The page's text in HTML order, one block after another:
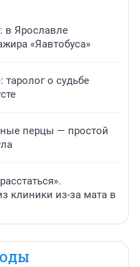
в Ярославле
«Яавтобуса»
таролог о судьбе
перцы — простой
клиники из-за мата в